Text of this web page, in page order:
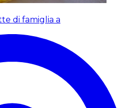
di famiglia a